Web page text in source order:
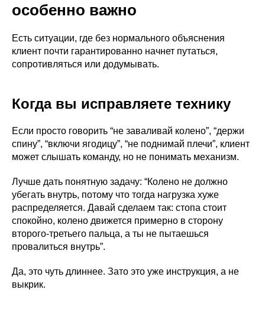
особенно важно
Есть ситуации, где без нормального объяснения
клиент почти гарантированно начнет путаться,
сопротивляться или додумывать.
Когда вы исправляете технику
Если просто говорить “не заваливай колено”, “держи
спину”, “включи ягодицу”, “не поднимай плечи”, клиент
может слышать команду, но не понимать механизм.
Лучше дать понятную задачу: “Колено не должно
убегать внутрь, потому что тогда нагрузка хуже
распределяется. Давай сделаем так: стопа стоит
спокойно, колено движется примерно в сторону
второго-третьего пальца, а ты не пытаешься
провалиться внутрь”.
Да, это чуть длиннее. Зато это уже инструкция, а не
выкрик.